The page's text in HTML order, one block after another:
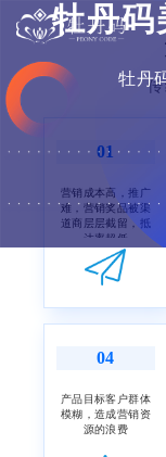
牡丹码
牡丹
01
营销成本高，推广
难，营销奖品被渠
道商层层截留，抵
达率超低
04
产品目标客户群体
模糊，造成营销资
源的浪费